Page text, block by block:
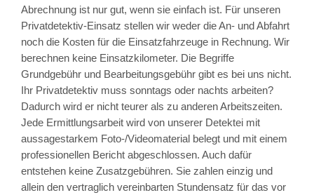
Abrechnung ist nur gut, wenn sie einfach ist. Für unseren
Privatdetektiv-Einsatz stellen wir weder die An- und Abfahrt
noch die Kosten für die Einsatzfahrzeuge in Rechnung. Wir
berechnen keine Einsatzkilometer. Die Begriffe
Grundgebühr und Bearbeitungsgebühr gibt es bei uns nicht.
Ihr Privatdetektiv muss sonntags oder nachts arbeiten?
Dadurch wird er nicht teurer als zu anderen Arbeitszeiten.
Jede Ermittlungsarbeit wird von unserer Detektei mit
aussagestarkem Foto-/Videomaterial belegt und mit einem
professionellen Bericht abgeschlossen. Auch dafür
entstehen keine Zusatzgebühren. Sie zahlen einzig und
allein den vertraglich vereinbarten Stundensatz für das vor